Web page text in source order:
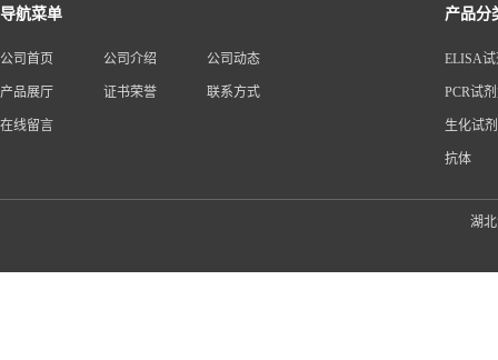
导航菜单
公司首页 公司介绍 公司动态
产品展厅 证书荣誉 联系方式
在线留言
产品分
ELISA
PCR试
生化试
抗体
湖